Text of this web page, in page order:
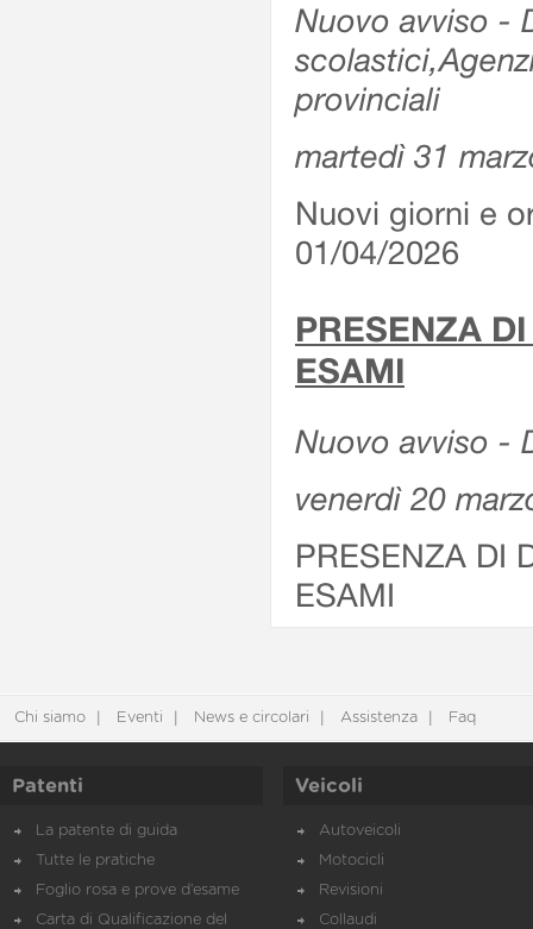
Nuovo avviso -
provinciali
martedì 31
Nuovi giorni e
01/04/2026
PRESENZA
ESAMI
Nuovo avviso -
venerdì 20
PRESENZA DI
ESAMI
Chi siamo Eventi News e circolari Assistenza Faq
Patenti
La patente di guida
Tutte le pratiche
Foglio rosa e prove d’esame
Carta di Qualificazione del
Veicoli
Autoveicoli
Motocicli
Revisioni
Collaudi